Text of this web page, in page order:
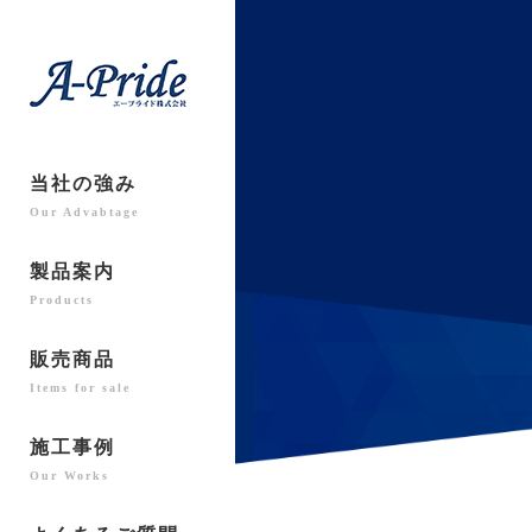
当社の強み
Our Advabtage
製品案内
Products
販売商品
Items for sale
施工事例
Our Works